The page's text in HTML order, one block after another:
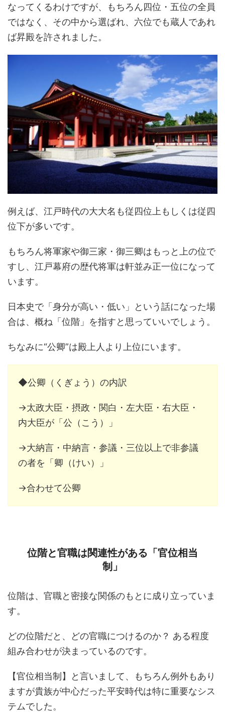
なってくるわけですが、もちろん四位・五位の全員
ではなく、その中から選ばれ、六位でも蔵人であれ
ば昇殿を許されました。
例えば、江戸時代の大大名も従四位上もしくは従四
位下が多いです。
もちろん将軍家や御三家・御三卿はもっと上の位で
すし、江戸幕府の歴代将軍は軒並み正一位になって
います。
日本史で「身分が高い・低い」という話になった場
合は、概ね「位階」を指すと思っていいでしょう。
ちなみに“公卿”は殿上人より上位にいます。
◆公卿（くぎょう）の内訳
→太政大臣・摂政・関白・左大臣・右大臣・
内大臣が「公（こう）」
→大納言・中納言・参議・三位以上で非参議
の者を「卿（けい）」
→合わせて公卿
位階と官職は関連性がある「官位相当
制」
位階は、官職と密接な関係のもとに成り立っていま
す。
どの位階だと、どの官職につけるのか？ ある程度
組み合わせが決まっているのです。
【官位相当制】と言いまして、もちろん例外もあり
ますが貴族が中心だった平安時代は特に重要なシス
テムでした。